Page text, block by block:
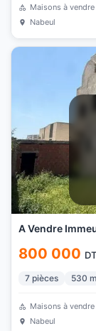
Maisons à vendre
Nabeul
A Vendre
800 000 DT
7 pièces 530
Maisons à vendre
Nabeul